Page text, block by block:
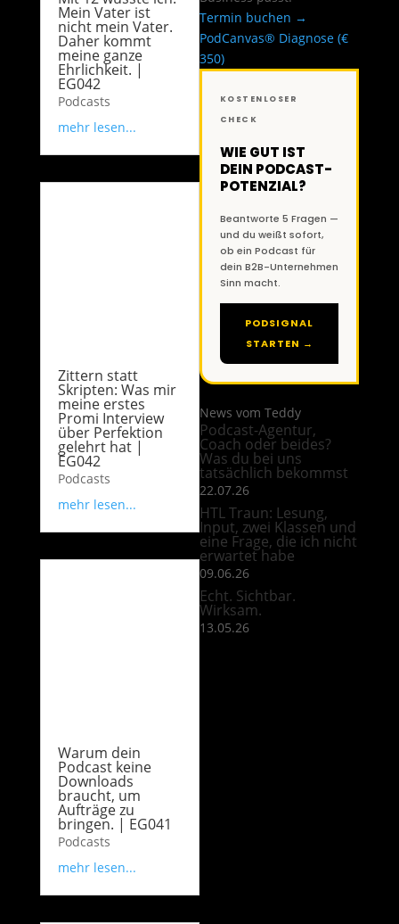
Mein Vater ist
nicht mein Vater.
Daher kommt
meine ganze
Ehrlichkeit. |
EG042
Podcasts
mehr lesen...
Zittern statt
Skripten: Was mir
meine erstes
Promi Interview
über Perfektion
gelehrt hat |
EG042
Podcasts
mehr lesen...
Warum dein
Podcast keine
Downloads
braucht, um
Aufträge zu
bringen. | EG041
Podcasts
mehr lesen...
Termin buchen →
PodCanvas® Diagnose (€
350)
KOSTENLOSER
CHECK
WIE GUT IST
DEIN PODCAST-
POTENZIAL?
Beantworte 5 Fragen —
und du weißt sofort,
ob ein Podcast für
dein B2B-Unternehmen
Sinn macht.
PODSIGNAL
STARTEN →
News vom Teddy
Podcast-Agentur,
Coach oder beides?
Was du bei uns
tatsächlich bekommst
22.07.26
HTL Traun: Lesung,
Input, zwei Klassen und
eine Frage, die ich nicht
erwartet habe
09.06.26
Echt. Sichtbar.
Wirksam.
13.05.26